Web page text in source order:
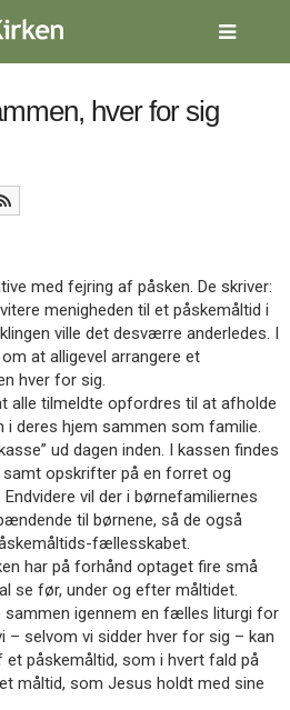
hver for sig
med fejring af påsken. De skriver:
menigheden til et påskemåltid i
ville det desværre anderledes. I
at alligevel arrangere et
hver for sig.
alle tilmeldte opfordres til at afholde
deres hjem sammen som familie.
ud dagen inden. I kassen findes
samt opskrifter på en forret og
vil der i børnefamiliernes
til børnene, så de også
fællesskabet.
har på forhånd optaget fire små
se før, under og efter måltidet.
sammen igennem en fælles liturgi for
– selvom vi sidder hver for sig – kan
påskemåltid, som i hvert fald på
måltid, som Jesus holdt med sine